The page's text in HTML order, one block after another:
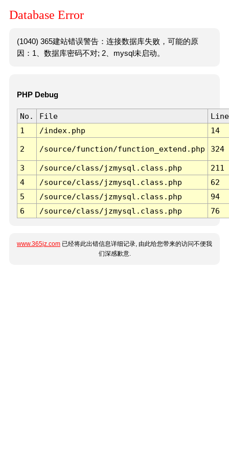
Database Error
(1040) 365建站错误警告：连接数据库失败，可能的原
因：1、数据库密码不对; 2、mysql未启动。
PHP Debug
No. File
Line
1
/index.php 14
2 /source/function/function_extend.php 324
3 /source/class/jzmysql.class.php
211
4
/source/class/jzmysql.class.php
62
5
/source/class/jzmysql.class.php
94
6
/source/class/jzmysql.class.php 76
www.365jz.com 已经将此出错信息详细记录, 由此给您带来的访问不便我
们深感歉意.